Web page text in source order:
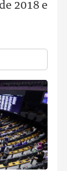
2018 e